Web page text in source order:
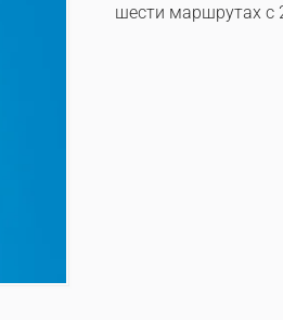
шести маршрутах с